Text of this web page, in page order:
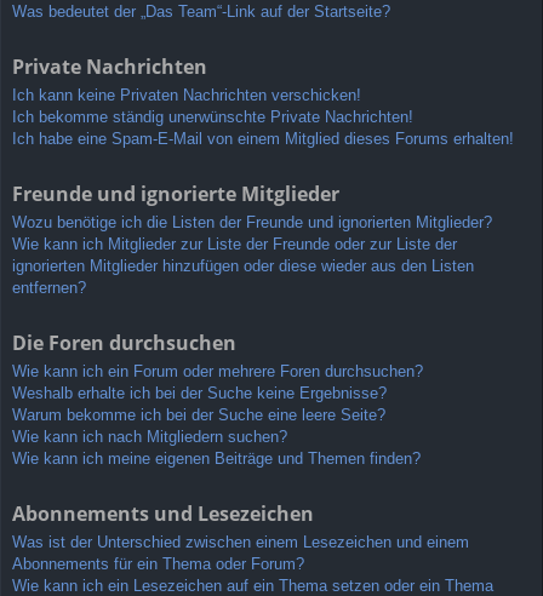
Was bedeutet der „Das Team“-Link auf der Startseite?
Private Nachrichten
Ich kann keine Privaten Nachrichten verschicken!
Ich bekomme ständig unerwünschte Private Nachrichten!
Ich habe eine Spam-E-Mail von einem Mitglied dieses Forums erhalten!
Freunde und ignorierte Mitglieder
Wozu benötige ich die Listen der Freunde und ignorierten Mitglieder?
Wie kann ich Mitglieder zur Liste der Freunde oder zur Liste der
ignorierten Mitglieder hinzufügen oder diese wieder aus den Listen
entfernen?
Die Foren durchsuchen
Wie kann ich ein Forum oder mehrere Foren durchsuchen?
Weshalb erhalte ich bei der Suche keine Ergebnisse?
Warum bekomme ich bei der Suche eine leere Seite?
Wie kann ich nach Mitgliedern suchen?
Wie kann ich meine eigenen Beiträge und Themen finden?
Abonnements und Lesezeichen
Was ist der Unterschied zwischen einem Lesezeichen und einem
Abonnements für ein Thema oder Forum?
Wie kann ich ein Lesezeichen auf ein Thema setzen oder ein Thema